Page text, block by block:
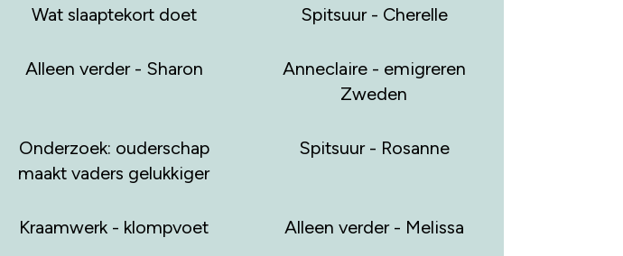
Wat slaaptekort doet Spitsuur - Cherelle
Alleen verder - Sharon
Anneclaire - emigreren
Zweden
Onderzoek: ouderschap
maakt vaders gelukkiger
Spitsuur - Rosanne
Kraamwerk - klompvoet Alleen verder - Melissa